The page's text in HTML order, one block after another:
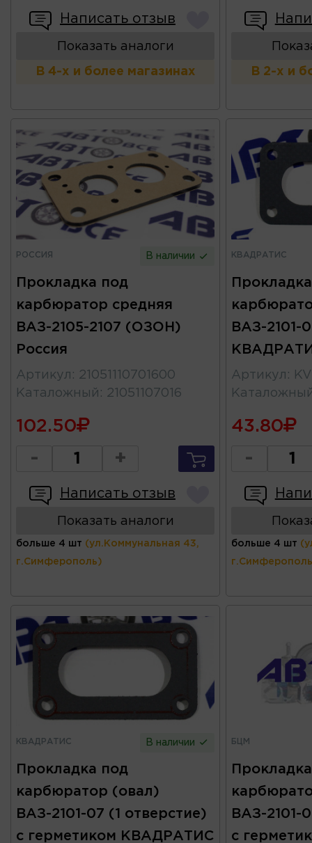
Написать отзыв
Показать аналоги
В 4-х и более магазинах В 2-х и
РОССИЯ В наличии
Прокладка под
карбюратор средняя
ВАЗ-2105-2107 (ОЗОН)
Россия
Артикул : 21051110701600
Каталожный : 21051107016
102.50
- +
Написать отзыв
Показать аналоги
больше 4 шт (ул.Коммунальная 43,
г.Симферополь)
КВАДРАТИС
ВАЗ-2101-
Артикул :
43.80
-
больше 4 шт
КВАДРАТИС В наличии
Прокладка под
карбюратор (овал)
ВАЗ-2101-07 (1 отверстие)
с герметиком КВАДРАТИС
БЦМ
ВАЗ-2101-
с